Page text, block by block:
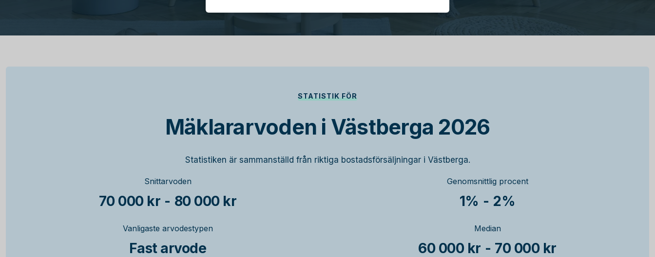
STATISTIK FÖR
Mäklararvoden i Västberga 2026
Statistiken är sammanställd från riktiga bostadsförsäljningar i Västberga.
Snittarvoden
70 000 kr - 80 000 kr
Genomsnittlig procent
1% - 2%
Vanligaste arvodestypen
Fast arvode
Median
60 000 kr - 70 000 kr